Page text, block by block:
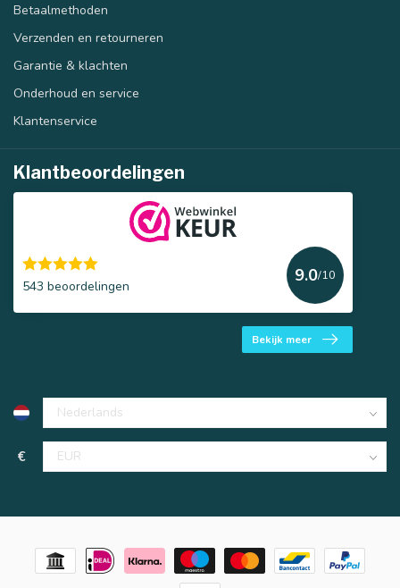
Betaalmethoden
Verzenden en retourneren
Garantie & klachten
Onderhoud en service
Klantenservice
Klantbeoordelingen
543 beoordelingen
9.0/10
Bekijk meer
€